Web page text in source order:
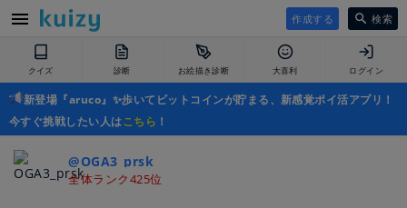
作成する 検索
クイズ 診断 お絵描き診断 大喜利 ログイン
新登場『aruco』✨歩いてビットコインが貯まる、新感覚ポイ活アプリ！
今すぐ挑戦したい人はこちら ！
@OGA3_prsk
全体ランク425位